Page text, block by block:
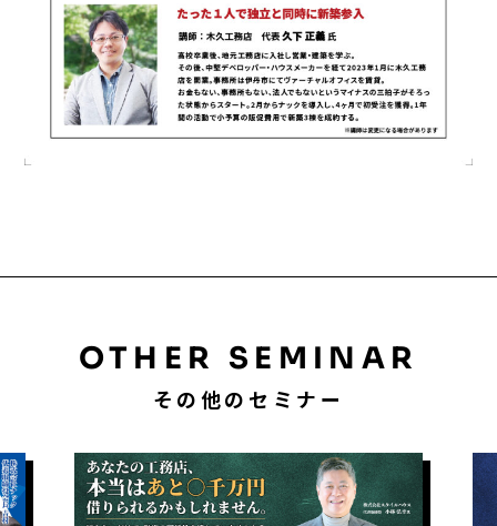
OTHER SEMINAR
その他のセミナー